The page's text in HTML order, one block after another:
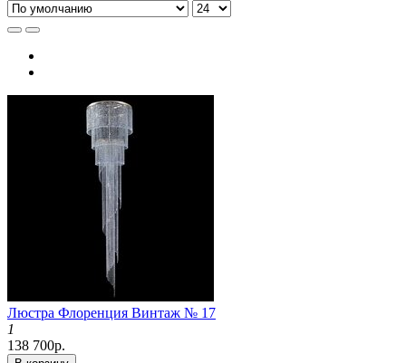
Люстра Флоренция Винтаж № 17
1
138 700р.